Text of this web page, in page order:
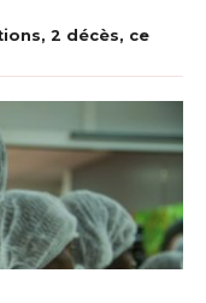
2 décès, ce